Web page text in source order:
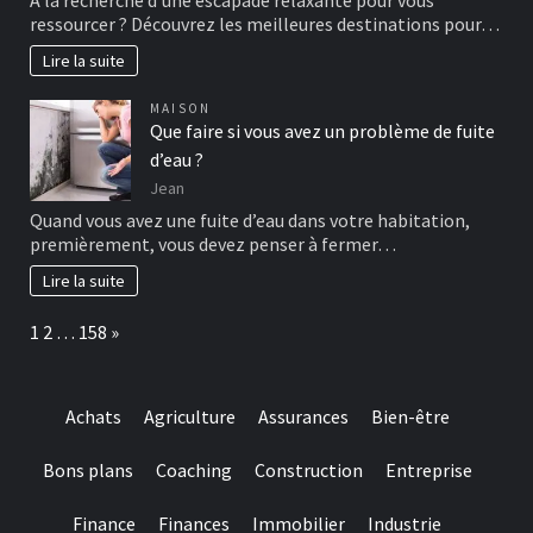
ressourcer ? Découvrez les meilleures destinations pour…
Lire la suite
MAISON
Que faire si vous avez un problème de fuite
d’eau ?
Jean
Quand vous avez une fuite d’eau dans votre habitation,
premièrement, vous devez penser à fermer…
Lire la suite
Page:
1 2 … 158 Next
»
Achats Agriculture Assurances Bien-être
Bons plans Coaching Construction Entreprise
Finance Finances Immobilier Industrie